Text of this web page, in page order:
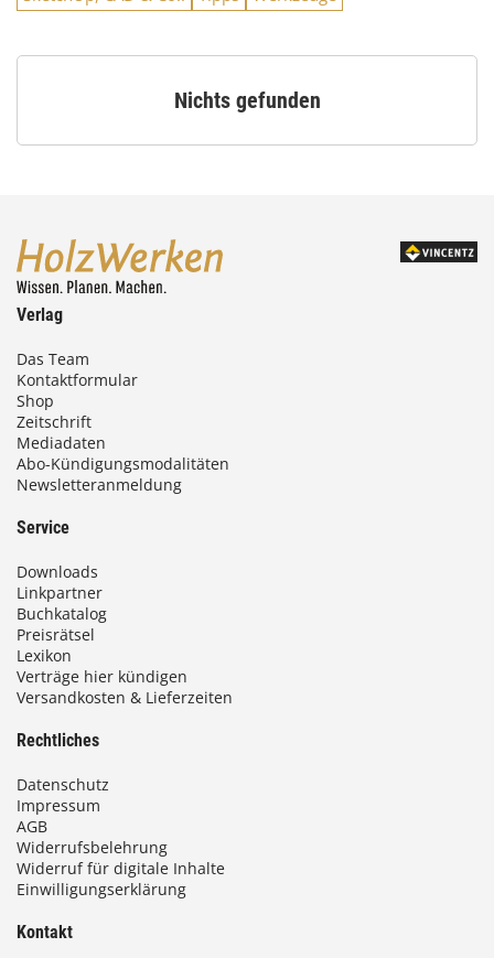
Nichts gefunden
Verlag
Das Team
Kontaktformular
Shop
Zeitschrift
Mediadaten
Abo-Kündigungsmodalitäten
Newsletteranmeldung
Service
Downloads
Linkpartner
Buchkatalog
Preisrätsel
Lexikon
Verträge hier kündigen
Versandkosten & Lieferzeiten
Rechtliches
Datenschutz
Impressum
AGB
Widerrufsbelehrung
Widerruf für digitale Inhalte
Einwilligungserklärung
Kontakt